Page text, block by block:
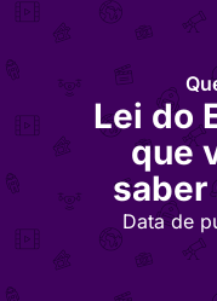
Lei do
que
saber
Data de